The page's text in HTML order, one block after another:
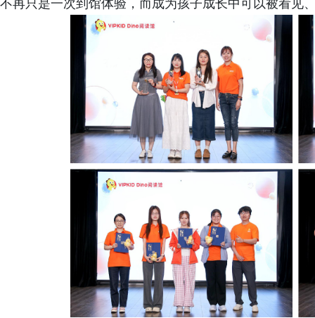
不再只是一次到馆体验，而成为孩子成长中可以被看见